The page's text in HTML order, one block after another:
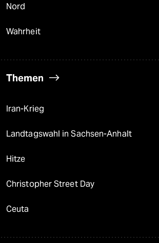
Nord
Wahrheit
Themen
Iran-Krieg
Landtagswahl in Sachsen-Anhalt
Hitze
Christopher Street Day
Ceuta